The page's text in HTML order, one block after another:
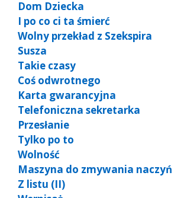
Dom Dziecka
I po co ci ta śmierć
Wolny przekład z Szekspira
Susza
Takie czasy
Coś odwrotnego
Karta gwarancyjna
Telefoniczna sekretarka
Przesłanie
Tylko po to
Wolność
Maszyna do zmywania naczyń
Z listu (II)